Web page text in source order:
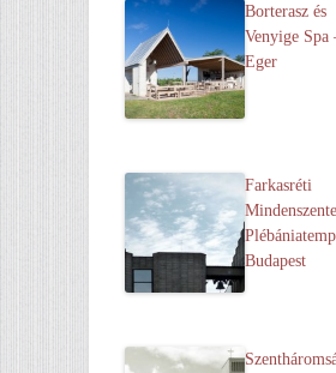
Borterasz és
Venyige Spa
Eger
Farkasréti
Budapest